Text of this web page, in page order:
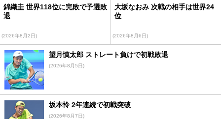
錦織圭 世界118位に完敗で予選敗
退
(2026年8月2日)
大坂なおみ 次戦の相手は世界24
位
(2026年8月6日)
望月慎太郎 ストレート負けで初戦敗退
(2026年8月5日)
坂本怜 2年連続で初戦突破
(2026年8月7日)